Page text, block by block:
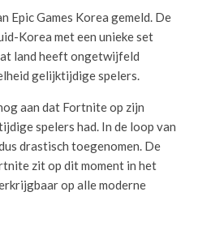
Epic Games Korea gemeld. De
Korea met een unieke set
land heeft ongetwijfeld
gelijktijdige spelers.
aan dat Fortnite op zijn
spelers had. In de loop van
drastisch toegenomen. De
zit op dit moment in het
op alle moderne